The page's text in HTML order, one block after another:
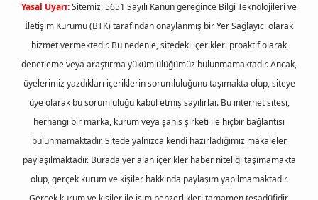
Yasal Uyarı:Sitemiz, 5651 Sayılı Kanun gereğince Bilgi Teknolojileri ve
İletişim Kurumu (BTK) tarafından onaylanmış bir Yer Sağlayıcı olarak
hizmet vermektedir. Bu nedenle, sitedeki içerikleri proaktif olarak
denetleme veya araştırma yükümlülüğümüz bulunmamaktadır. Ancak,
üyelerimiz yazdıkları içeriklerin sorumluluğunu taşımakta olup, siteye
üye olarak bu sorumluluğu kabul etmiş sayılırlar. Bu internet sitesi,
herhangi bir marka, kurum veya şahıs şirketi ile hiçbir bağlantısı
bulunmamaktadır. Sitede yalnızca kendi hazırladığımız makaleler
paylaşılmaktadır. Burada yer alan içerikler haber niteliği taşımamakta
olup, gerçek kurum ve kişiler hakkında paylaşım yapılmamaktadır.